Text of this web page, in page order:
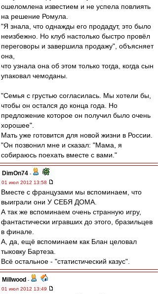
ошеломлена известием и не успела повлиять
на решение Ромула.
"Я знала, что однажды его продадут, это было
неизбежно. Но клуб настолько быстро провёл
переговоры и завершила продажу", объясняет
она,
что узнала она об этом только тогда, когда сын
упаковал чемоданы.
"Семья с грустью согласилась. Мы хотели бы,
чтобы он остался до конца года. Но
предложение которое он получил было очень
хорошее".
Мать уже готовится для новой жизни в России.
"Он позвонил мне и сказал: "Мама, я
собираюсь поехать вместе с вами."
DimOn74 -
01 июл 2012 13:58
Вместе с французами мы вспоминаем, что
выиграли они У СЕБЯ ДОМА.
А так же вспоминаем очень странную игру,
фантастически игравших до этого, бразильцев
в финале.
А, да, ещё вспоминаем как Блан целовал
тыковку Бартеза.
Всё остальное - "статистический казус".
Millwood -
01 июл 2012 13:49